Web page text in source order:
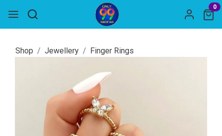
0
Shop Jewellery Finger Rings